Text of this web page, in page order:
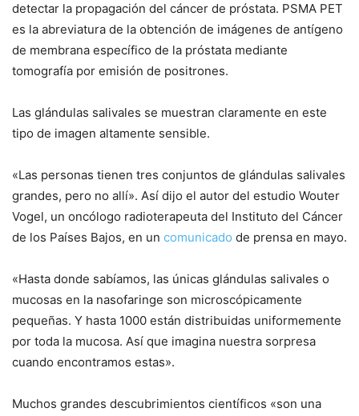
detectar la propagación del cáncer de próstata. PSMA PET
es la abreviatura de la obtención de imágenes de antígeno
de membrana específico de la próstata mediante
tomografía por emisión de positrones.
Las glándulas salivales se muestran claramente en este
tipo de imagen altamente sensible.
«Las personas tienen tres conjuntos de glándulas salivales
grandes, pero no allí». Así dijo el autor del estudio Wouter
Vogel, un oncólogo radioterapeuta del Instituto del Cáncer
de los Países Bajos, en un comunicado de prensa en mayo.
«Hasta donde sabíamos, las únicas glándulas salivales o
mucosas en la nasofaringe son microscópicamente
pequeñas. Y hasta 1000 están distribuidas uniformemente
por toda la mucosa. Así que imagina nuestra sorpresa
cuando encontramos estas».
Muchos grandes descubrimientos científicos «son una